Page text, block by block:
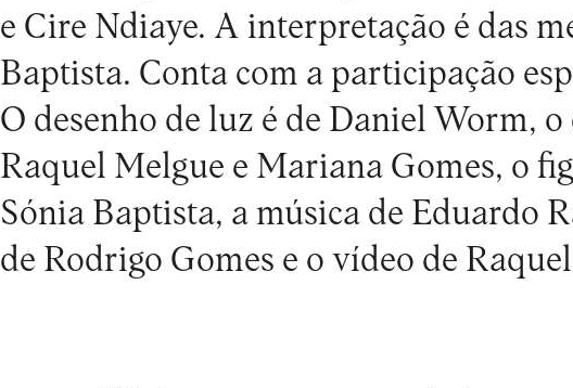
e Cire Ndiaye. A interpretação é das
Baptista. Conta com a participação
O desenho de luz é de Daniel Worm, o
Raquel Melgue e Mariana Gomes, o
Sónia Baptista, a música de Eduardo
de Rodrigo Gomes e o vídeo de